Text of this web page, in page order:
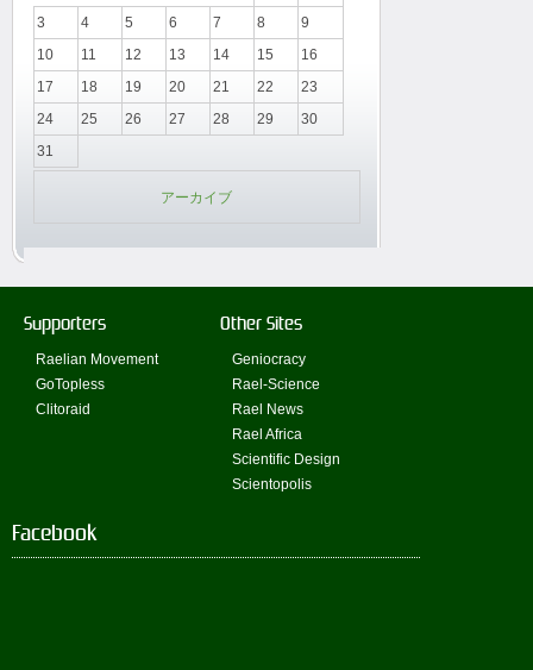
3
4 5 6 7 8
9
10
11 12 13 14 15
16
17
18 19 20 21 22
23
24
25 26 27 28 29
30
31
アーカイブ
Supporters
Raelian Movement
GoTopless
Clitoraid
Other Sites
Geniocracy
Rael-Science
Rael News
Rael Africa
Scientific Design
Scientopolis
Facebook